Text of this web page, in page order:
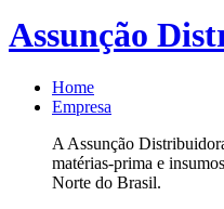
Assunção
Home
Empresa
A Assunção
matérias-prima e
Norte do Brasil.